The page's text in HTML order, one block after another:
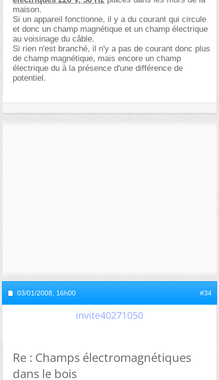
maison.
Si un appareil fonctionne, il y a du courant qui circule
et donc un champ magnétique et un champ électrique
au voisinage du câble.
Si rien n'est branché, il n'y a pas de courant donc plus
de champ magnétique, mais encore un champ
électrique du à la présence d'une différence de
potentiel.
03/01/2008, 16h00 #34
invite40271050
Re : Champs électromagnétiques
dans le bois